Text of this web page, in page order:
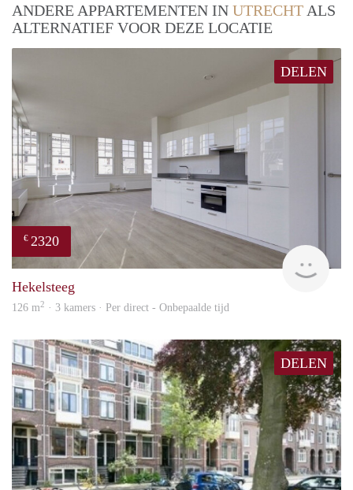
ANDERE APPARTEMENTEN IN UTRECHT ALS
ALTERNATIEF VOOR DEZE LOCATIE
DELEN
€ 2320
Hekelsteeg
126 m2 · 3 kamers · Per direct - Onbepaalde tijd
DELEN